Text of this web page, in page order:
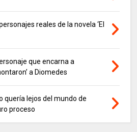
reales de la novela ‘El
que encarna a
a Diomedes
quería lejos del mundo de
proceso